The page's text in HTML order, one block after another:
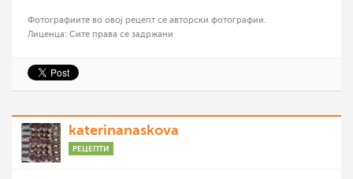
Фотографиите во овој рецепт се авторски фотографии.
Лиценца: Сите права се задржани
katerinanaskova
РЕЦЕПТИ